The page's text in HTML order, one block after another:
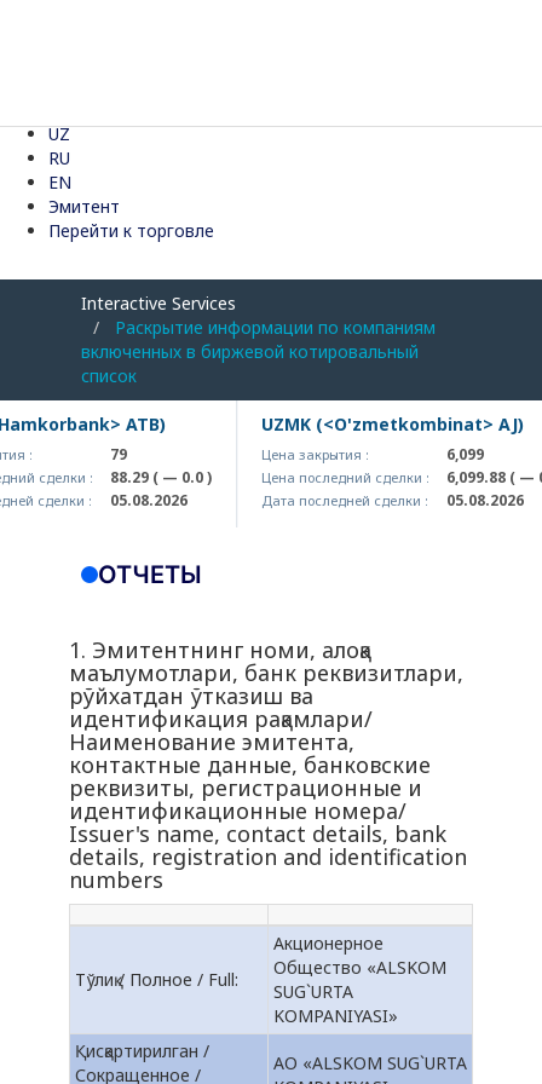
UZ
RU
EN
Эмитент
Перейти к торговле
Interactive Services
Раскрытие информации по компаниям
включенных в биржевой котировальный
список
ATB)
: 88.29 ( — 0.0 )
: 05.08.2026
UZMK (<O'zmetkombinat> AJ)
Цена закрытия :
Цена последний сделки : 6,099.88( — 0.0 )
Дата последней сделки : 05.08.2026
ОТЧЕТЫ
1. Эмитентнинг номи, алоқа
маълумотлари, банк реквизитлари,
рўйхатдан ўтказиш ва
идентификация рақамлари/
Наименование эмитента,
контактные данные, банковские
реквизиты, регистрационные и
идентификационные номера/
Issuer's name, contact details, bank
details, registration and identification
numbers
Тўлиқ / Полное / Full:
Акционерное
Общество «ALSKOM
SUG`URTA
KOMPANIYASI»
Қисқартирилган /
Сокращенное /
АО «ALSKOM SUG`URTA